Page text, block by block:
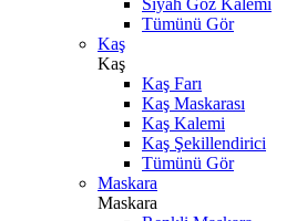
Siyah Göz Kalemi
Tümünü Gör
Kaş
Kaş
Kaş Farı
Kaş Maskarası
Kaş Kalemi
Kaş Şekillendirici
Tümünü Gör
Maskara
Maskara